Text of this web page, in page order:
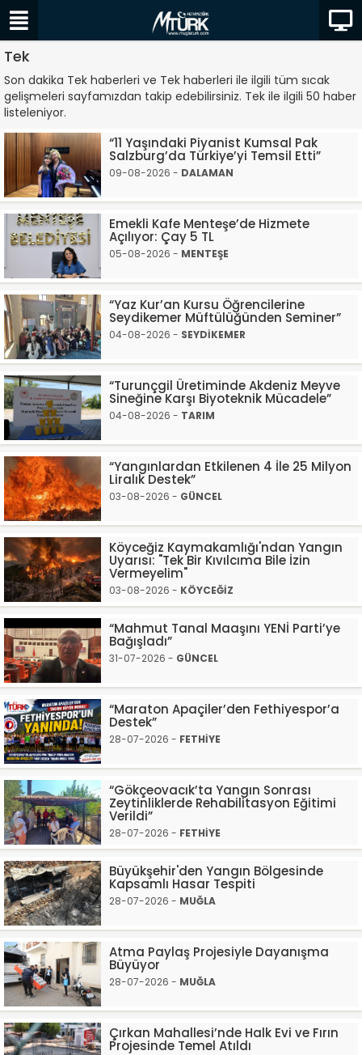
Tek
Son dakika Tek haberleri ve Tek haberleri ile ilgili tüm sıcak
gelişmeleri sayfamızdan takip edebilirsiniz. Tek ile ilgili 50 haber
listeleniyor.
“11 Yaşındaki Piyanist Kumsal Pak
Salzburg’da Türkiye’yi Temsil Etti”
09-08-2026 - DALAMAN
Emekli Kafe Menteşe’de Hizmete
Açılıyor: Çay 5 TL
05-08-2026 - MENTEŞE
“Yaz Kur’an Kursu Öğrencilerine
Seydikemer Müftülüğünden Seminer”
04-08-2026 - SEYDİKEMER
“Turunçgil Üretiminde Akdeniz Meyve
Sineğine Karşı Biyoteknik Mücadele”
04-08-2026 - TARIM
“Yangınlardan Etkilenen 4 İle 25 Milyon
Liralık Destek”
03-08-2026 - GÜNCEL
Köyceğiz Kaymakamlığı'ndan Yangın
Uyarısı: "Tek Bir Kıvılcıma Bile İzin
Vermeyelim"
03-08-2026 - KÖYCEĞİZ
“Mahmut Tanal Maaşını YENİ Parti’ye
Bağışladı”
31-07-2026 - GÜNCEL
“Maraton Apaçiler’den Fethiyespor’a
Destek”
28-07-2026 - FETHİYE
“Gökçeovacık’ta Yangın Sonrası
Zeytinliklerde Rehabilitasyon Eğitimi
Verildi”
28-07-2026 - FETHİYE
Büyükşehir'den Yangın Bölgesinde
Kapsamlı Hasar Tespiti
28-07-2026 - MUĞLA
Atma Paylaş Projesiyle Dayanışma
Büyüyor
28-07-2026 - MUĞLA
Çırkan Mahallesi’nde Halk Evi ve Fırın
Projesinde Temel Atıldı